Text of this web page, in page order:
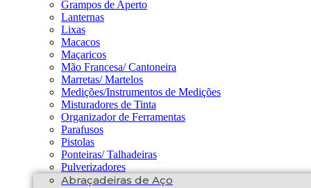
Grampos de Aperto
Lanternas
Lixas
Macacos
Maçaricos
Mão Francesa/ Cantoneira
Marretas/ Martelos
Medições/Instrumentos de Medições
Misturadores de Tinta
Organizador de Ferramentas
Parafusos
Pistolas
Ponteiras/ Talhadeiras
Pulverizadores
Abraçadeiras de Aço